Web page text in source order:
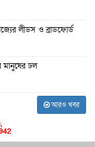
লীডস ও ব্রাডফোর্ড
মানুষের ঢল
আরও খবর